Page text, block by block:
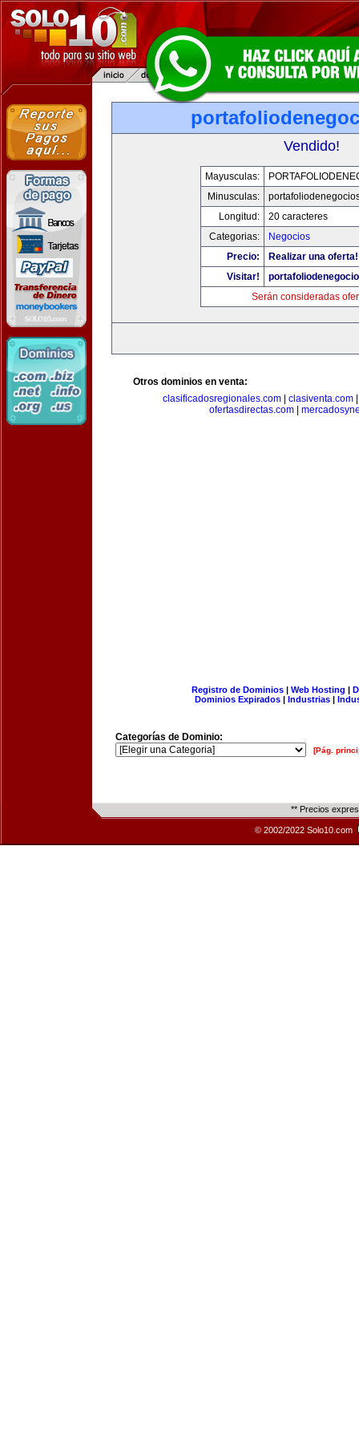
Vendido!
Mayusculas:
Minusculas:
Longitud:
20 caracteres
Categorias:
Negocios
Precio:
Realizar una oferta!
Visitar!
Serán consideradas
Otros dominios en venta:
clasificadosregionales.com| clasiventa.com
ofertasdirectas.com|
Registro de Dominios| Web Hosting |
Dominios Expirados | Industrias |
Categorías de Dominio:
[Pág.
** Precios
© 2002/2022 Solo10.com